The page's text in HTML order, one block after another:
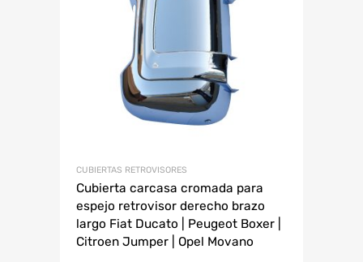
CUBIERTAS RETROVISORES
Cubierta carcasa cromada para
espejo retrovisor derecho brazo
largo Fiat Ducato | Peugeot Boxer |
Citroen Jumper | Opel Movano